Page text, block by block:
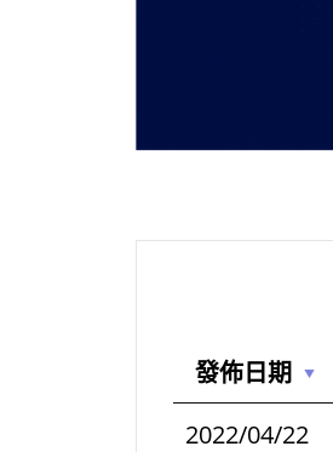
發佈日期
2022/04/22